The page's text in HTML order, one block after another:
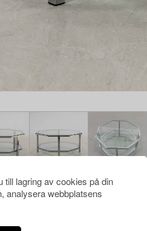
lagring av cookies på din
analysera webbplatsens
på